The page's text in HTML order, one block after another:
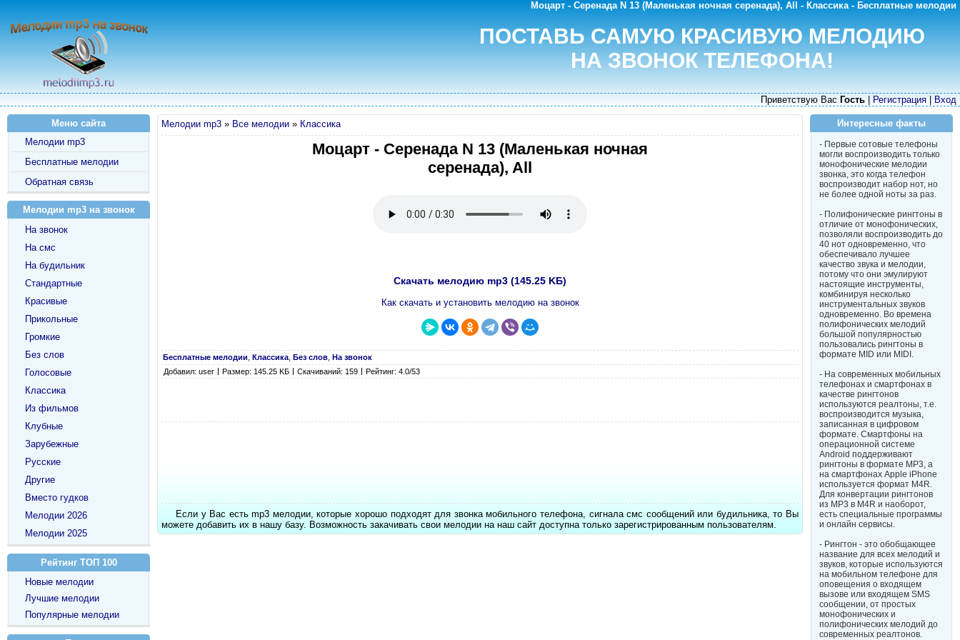
Моцарт - Серенада N 13 (Маленькая ночная серенада), All - Классика - Бесплатные мелодии
ПОСТАВЬ САМУЮ КРАСИВУЮ МЕЛОДИЮ
НА ЗВОНОК ТЕЛЕФОНА!
Приветствую Вас Гость Регистрация Вход
Мелодии mp3 » Все мелодии » Классика
Моцарт - Серенада N 13 (Маленькая ночная
серенада), All
Скачать мелодию mp3 (145.25 KБ)
Как скачать и установить мелодию на звонок
Бесплатные мелодии Классика Без слов На звонок
Добавил: user
Размер: 145.25 KБ Скачиваний: 159 Рейтинг: 4.0/53
Если у Вас есть mp3 мелодии, которые хорошо подходят для звонка мобильного телефона, сигнала смс сообщений или будильника, то Вы
можете добавить их в нашу базу. Возможность закачивать свои мелодии на наш сайт доступна только зарегистрированным пользователям.
Меню сайта
Мелодии mp3
Бесплатные мелодии
Обратная связь
Мелодии mp3 на звонок
На звонок
На смс
На будильник
Стандартные
Красивые
Прикольные
Громкие
Без слов
Голосовые
Классика
Из фильмов
Клубные
Зарубежные
Русские
Другие
Вместо гудков
Мелодии 2026
Мелодии 2025
Рейтинг ТОП 100
Новые мелодии
Лучшие мелодии
Популярные мелодии
Интересные факты
- Первые сотовые телефоны
могли воспроизводить только
монофонические мелодии
звонка, это когда телефон
воспроизводит набор нот, но
не более одной ноты за раз.
- Полифонические рингтоны в
отличие от монофонических,
позволяли воспроизводить до
40 нот одновременно, что
обеспечивало лучшее
качество звука и мелодии,
потому что они эмулируют
настоящие инструменты,
комбинируя несколько
инструментальных звуков
одновременно. Во времена
полифонических мелодий
большой популярностью
пользовались рингтоны в
формате MID или MIDI.
- На современных мобильных
телефонах и смартфонах в
качестве рингтонов
используются реалтоны, т.е.
воспроизводится музыка,
записанная в цифровом
формате. Смартфоны на
операционной системе
Android поддерживают
рингтоны в формате MP3, а
на смартфонах Apple iPhone
используется формат M4R.
Для конвертации рингтонов
из MP3 в M4R и наоборот,
есть специальные программы
и онлайн сервисы.
- Рингтон - это обобщающее
название для всех мелодий и
звуков, которые используются
на мобильном телефоне для
оповещения о входящем
вызове или входящем SMS
сообщении, от простых
монофонических и
полифонических мелодий до
современных реалтонов.